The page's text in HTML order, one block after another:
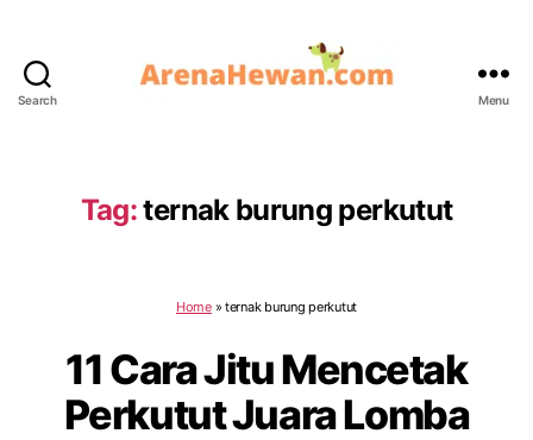
Search Menu
Tag:ternak burung perkutut
Home»ternak burung perkutut
11 Cara Jitu Mencetak
Perkutut Juara Lomba